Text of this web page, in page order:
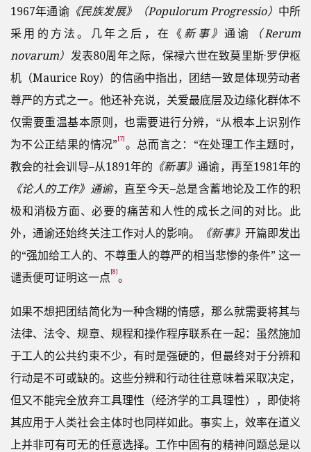
1967年通谕《民族发展》（Populorum Progressio） 中所
采用的方法。几年之后，在《新事》通谕
（Rerum
novarum） 发表80周年之际，保禄六世在致莫里斯·罗伊枢
机（Maurice Roy）的信函中指出，团结一致是体现劳动者
尊严的方式之一。他还补充说，关爱最底层及边缘化群体不
仅需要重温基本原则，也需要进行分辨，“从根本上识别作
为不公正结果的情况”[7]。总而言之：“在处理工作主题时，
教会的社会训导–从1891年的 《新事》通谕，再至1981年的
《论人的工作》通谕，直至今天–总是含蓄地论及工作的积
极和消极方面、必要的痛苦和人性的成长之间的对比。此
外，通谕还始终关注工作对人的影响。
《新事》 开篇即发出
的“强加给工人的、不尊重人的尊严的相当悲惨的条件” 这一
谴责便可证明这一点[8]。
如果不想把团结简化为一种含糊的情感，那么就需要将其与
法律、法令、规章、规程和操作程序联系在一起：虽然施加
于工人的公共约束不少，有时是强硬的，但最终对于分辨和
行动是不可或缺的。这些分辨和行动往往意味着采取决定，
但又不能完全放弃工具理性（经济学的工具理性），即使将
其应用于人类社会主体时也同样如此。事实上，效率在道义
上并非可有可无的任意选择。工作中固有的精神问题总是以